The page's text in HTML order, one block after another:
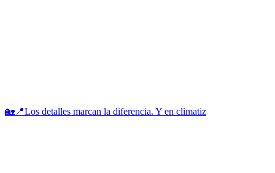
🏡📍Los detalles marcan la diferencia. Y en climatiz